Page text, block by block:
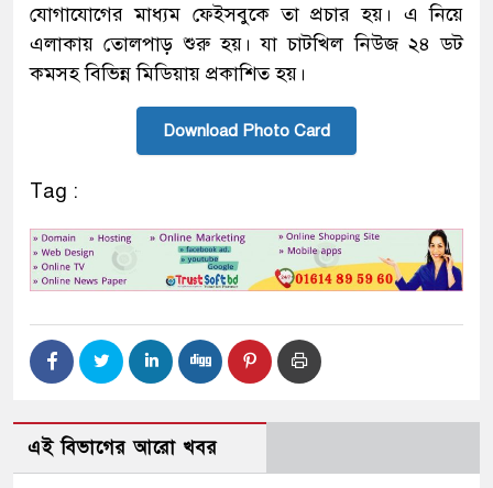
যোগাযোগের মাধ্যম ফেইসবুকে তা প্রচার হয়। এ নিয়ে
এলাকায় তোলপাড় শুরু হয়। যা চাটখিল নিউজ ২৪ ডট
কমসহ বিভিন্ন মিডিয়ায় প্রকাশিত হয়।
Download Photo Card
Tag :
এই বিভাগের আরো খবর